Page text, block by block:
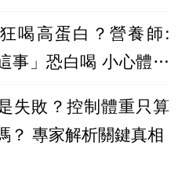
喝高蛋白？營養師:
」恐白喝 小心體脂
失敗？控制體重只算
？ 專家解析關鍵真相